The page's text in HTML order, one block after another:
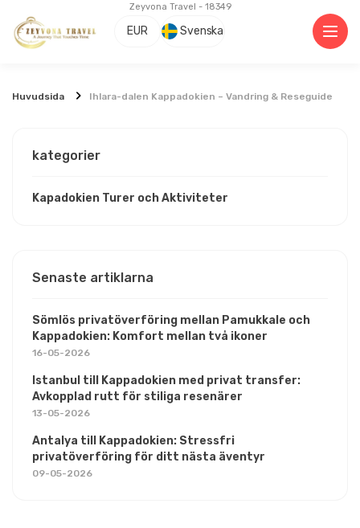
Zeyvona Travel - 18349
EUR Svenska
Huvudsida Ihlara-dalen Kappadokien – Vandring & Reseguide
kategorier
Kapadokien Turer och Aktiviteter
Senaste artiklarna
Sömlös privatöverföring mellan Pamukkale och
Kappadokien: Komfort mellan två ikoner
16-05-2026
Istanbul till Kappadokien med privat transfer:
Avkopplad rutt för stiliga resenärer
13-05-2026
Antalya till Kappadokien: Stressfri
privatöverföring för ditt nästa äventyr
09-05-2026